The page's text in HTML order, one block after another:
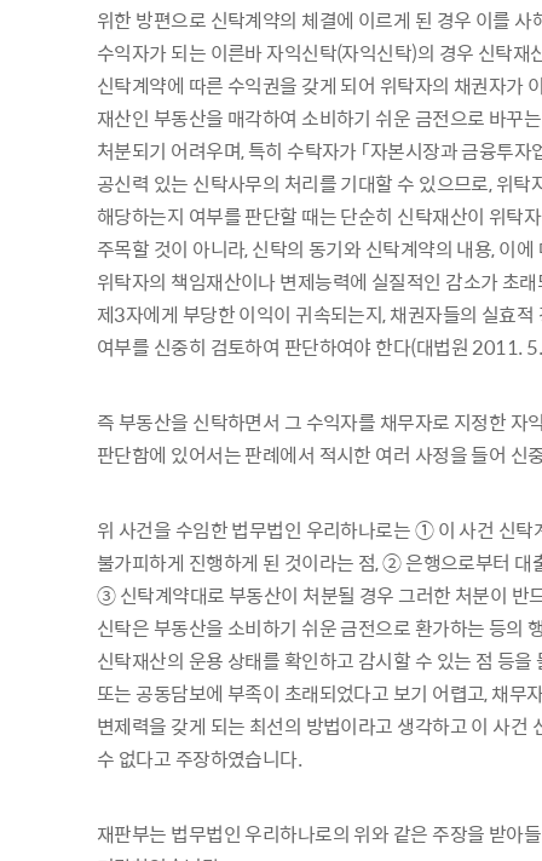
위한 방편으로 신탁계약의 체결에 이르게 된 경우 이를
수익자가 되는 이른바 자익신탁(자익신탁)의 경우 신탁
신탁계약에 따른 수익권을 갖게 되어 위탁자의 채권자가
재산인 부동산을 매각하여 소비하기 쉬운 금전으로 바꾸
처분되기 어려우며, 특히 수탁자가 「자본시장과 금융투
공신력 있는 신탁사무의 처리를 기대할 수 있으므로, 위
해당하는지 여부를 판단할 때는 단순히 신탁재산이 위탁
주목할 것이 아니라, 신탁의 동기와 신탁계약의 내용, 이
위탁자의 책임재산이나 변제능력에 실질적인 감소가 초
제3자에게 부당한 이익이 귀속되는지, 채권자들의 실효
여부를 신중히 검토하여 판단하여야 한다(대법원 2011.
즉 부동산을 신탁하면서 그 수익자를 채무자로 지정한
판단함에 있어서는 판례에서 적시한 여러 사정을 들어 신
위 사건을 수임한 법무법인 우리하나로는 ① 이 사건 신
불가피하게 진행하게 된 것이라는 점, ② 은행으로부터
③ 신탁계약대로 부동산이 처분될 경우 그러한 처분이
신탁은 부동산을 소비하기 쉬운 금전으로 환가하는 등
신탁재산의 운용 상태를 확인하고 감시할 수 있는 점 등
또는 공동담보에 부족이 초래되었다고 보기 어렵고, 채
변제력을 갖게 되는 최선의 방법이라고 생각하고 이 사
수 없다고 주장하였습니다.
재판부는 법무법인 우리하나로의 위와 같은 주장을 받아